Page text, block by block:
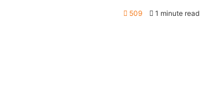
509 1 minute read